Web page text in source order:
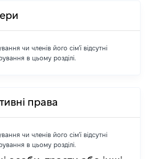
чи членів його сім'ї відсутні
в цьому розділі.
права
чи членів його сім'ї відсутні
в цьому розділі.